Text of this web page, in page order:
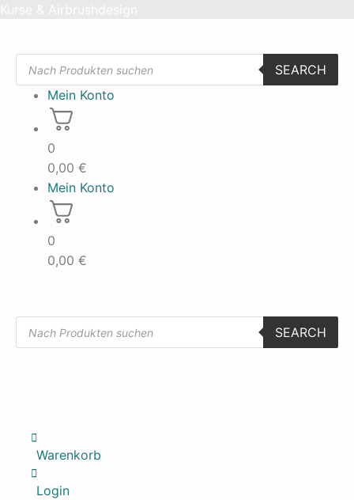
Products
search
SEARCH
Mein Konto
0
0,00 €
Mein Konto
0
0,00 €
Products
search
SEARCH
Warenkorb
Login